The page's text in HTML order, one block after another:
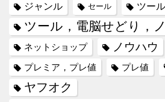
ジャンル セール ツール
ツール，電脳せどり，
ネットショップ ノウハウ
プレミア，プレ値 プレ値
ヤフオク